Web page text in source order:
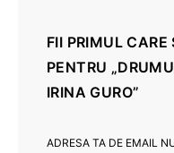
FII PRIMUL CARE
PENTRU
IRINA GURO”
ADRESA TA DE EMAIL